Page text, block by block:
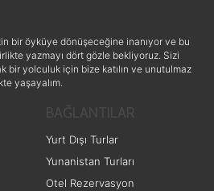
bir öyküye dönüşeceğine inanıyor ve bu
yazmayı dört gözle bekliyoruz. Sizi
bir yolculuk için bize katılın ve unutulmaz
yaşayalım.
Yurt Dışı Turlar
Yunanistan Turları
Otel Rezervasyon